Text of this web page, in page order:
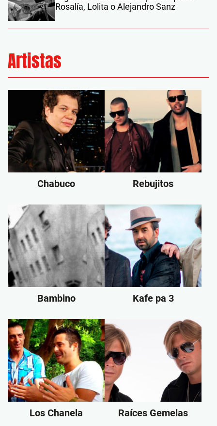
Rosalía, Lolita o Alejandro Sanz
Artistas
Chabuco Rebujitos
Bambino Kafe pa 3
Los Chanela Raíces Gemelas